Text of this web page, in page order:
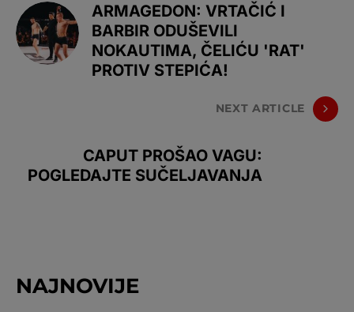
ARMAGEDON: VRTAČIĆ I
BARBIR ODUŠEVILI
NOKAUTIMA, ČELIĆU 'RAT'
PROTIV STEPIĆA!
NEXT ARTICLE
CAPUT PROŠAO VAGU:
POGLEDAJTE SUČELJAVANJA
NAJNOVIJE